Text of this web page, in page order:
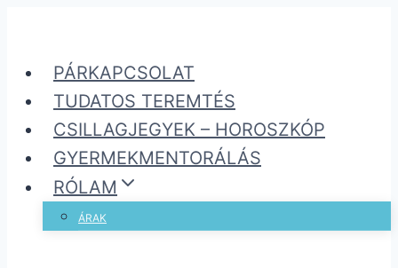
contentPÁRKAPCSOLAT
TUDATOS TEREMTÉS
CSILLAGJEGYEK – HOROSZKÓP
GYERMEKMENTORÁLÁS
RÓLAM
ÁRAK